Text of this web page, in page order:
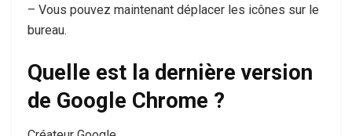
– Vous pouvez maintenant déplacer les icônes sur le
bureau.
Quelle est la dernière version
de Google Chrome ?